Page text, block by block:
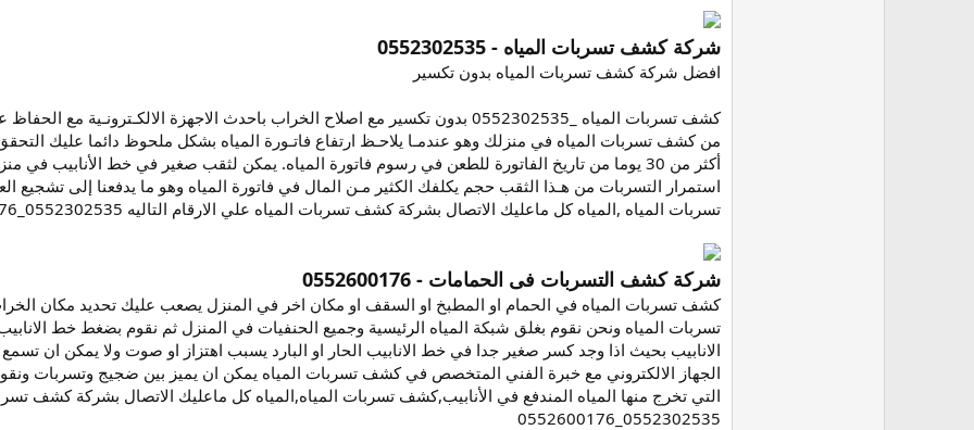
شركة كشف تسربات المياه - 0552302535
افضل شركة كشف تسربات المياه بدون تكسير
كشف تسربات المياه _0552302535 بدون تكسير مع اصلاح الخراب باحدث الاجهزة
من كشف تسربات المياه في منزلك وهو عندمـا يلاحـظ ارتفاع فاتـورة المياه بشكل ملحوظ دائما عليك
أكثر من 30 يوما من تاريخ الفاتورة للطعن في رسوم فاتورة المياه. يمكن لثقب صغير في خط الأنابيب
استمرار التسربات من هـذا الثقب حجم يكلفك الكثير مـن المال في فاتورة المياه وهو ما يدفعنا إلى
تسربات المياه ,المياه كل ماعليك الاتصال بشركة كشف تسربات المياه علي الارقام التاليه 0552302535_0552600176
شركة كشف التسربات فى الحمامات - 0552600176
كشف تسربات المياه في الحمام او المطبخ او السقف او مكان اخر في المنزل يصعب عليك تحديد مكان
تسربات المياه ونحن نقوم بغلق شبكة المياه الرئيسية وجميع الحنفيات في المنزل ثم نقوم بضغط خط
الانابيب بحيث اذا وجد كسر صغير جدا في خط الانابيب الحار او البارد يسبب اهتزاز او صوت ولا يمكن ان
الجهاز الالكتروني مع خبرة الفني المتخصص في كشف تسربات المياه يمكن ان يميز بين ضجيج وتسربات
التي تخرج منها المياه المندفع في الأنابيب,كشف تسربات المياه,المياه كل ماعليك الاتصال بشركة كشف
0552302535_0552600176